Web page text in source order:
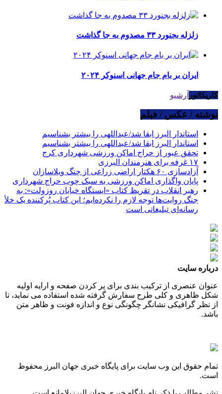
زلزله بجنورد ۳۳ مصدوم به جا گذاشت
ایران بر بام جام جهانی اسنوکر ۲۰۲۴
کاریکاتور آرشیو
نوشته / عکس / فیلم
استاندار البرز ابقا شد/عبداللهی را بیشتر بشناسیم
استاندار البرز ابقا شد/عبداللهی را بیشتر بشناسیم
تحقق عبور از حراج اماکن ورزشی شهرداری کرج
۱۷ غرفه برای هنرمندان البرزی
آزادسازی ۶۰ هکتار اراضی زراعی از چنگ ویلاسازان
پایان واگذاری اماکن ورزشی به سبک چوب حراج شهرداری
رهبر انقلاب در تقریظ کتاب «ایستگاه خیابان روزولت»: به
جنگ روایت‌ها توجه لازم را نکرده‌ایم؛ این کتاب پُرکننده‌ یک خلأ
رسانه‌ای تبلیغاتی است
درباره سایت
عنوان عنصری از ترکیب بندی برای پر کردن صفحه و ارایه اولیه
شکل ظاهری و کلی طرح سفارش گرفته شده استفاده می نماید، تا
از نظر گرافیکی نشانگر چگونگی نوع و اندازه فونت و ظاهر متن
باشد.
تمام حقوق این وب سایت برای پایگاه خبری جهان البرز محفوظ
است.